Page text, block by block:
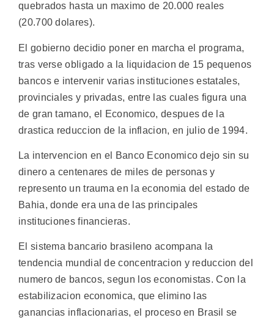
quebrados hasta un maximo de 20.000 reales
(20.700 dolares).
El gobierno decidio poner en marcha el programa,
tras verse obligado a la liquidacion de 15 pequenos
bancos e intervenir varias instituciones estatales,
provinciales y privadas, entre las cuales figura una
de gran tamano, el Economico, despues de la
drastica reduccion de la inflacion, en julio de 1994.
La intervencion en el Banco Economico dejo sin su
dinero a centenares de miles de personas y
represento un trauma en la economia del estado de
Bahia, donde era una de las principales
instituciones financieras.
El sistema bancario brasileno acompana la
tendencia mundial de concentracion y reduccion del
numero de bancos, segun los economistas. Con la
estabilizacion economica, que elimino las
ganancias inflacionarias, el proceso en Brasil se